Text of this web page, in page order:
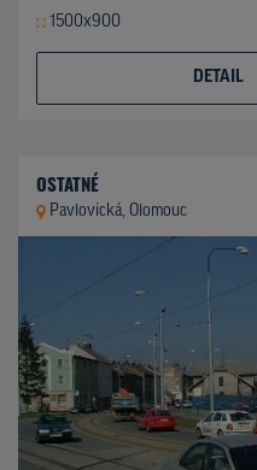
1500x900
DETAIL
OSTATNÉ
Pavlovická, Olomouc